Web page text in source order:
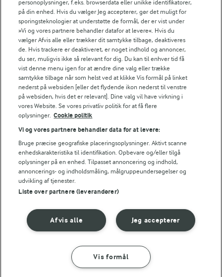
Bedømmelse
3 4 5
Tips til opskriften
Vi ved, at det tit er de små ting, der gør forskellen i
køkkenet. Derfor deler vi de tips, vi selv bruger, når vi
laver mad og udvikler opskrifter.
FRYSETIP
Du kan fryse dejen, efter du har formet den til kugler. Lad
NÆRINGSINDHOLD, PR 100 G
Energiindhold:
Energifordeling
SÅDAN GØR DU INGREDIENSER
personoplysninger, f.eks. browserdata eller unikke identifikatorer,
på din enhed. Hvis du vælger Jeg accepterer, gør det muligt for
sporingsteknologier at understøtte de formål, der er vist under
»Vi og vores partnere behandler datafor at levere«. Hvis du
vælger Afvis alle eller trækker dit samtykke tilbage, deaktiveres
de. Hvis trackere er deaktiveret, er noget indhold og annoncer,
du ser, muligvis ikke så relevant for dig. Du kan til enhver tid få
vist denne menu igen for at ændre dine valg eller trække
samtykke tilbage når som helst ved at klikke Vis formål på linket
nederst på websiden [eller det flydende ikon nederst til venstre
på websiden, hvis det er relevant]. Dine valg vil have virkning i
vores Website. Se vores privatliv politik for at få flere
oplysninger. Cookie politik
Vi og vores partnere behandler data for at levere:
Bruge præcise geografiske placeringsoplysninger. Aktivt scanne
enhedskarakteristika til identifikation. Opbevare og/eller tilgå
oplysninger på en enhed. Tilpasset annoncering og indhold,
annoncerings- og indholdsmåling, målgruppeundersøgelser og
udvikling af tjenester.
Liste over partnere (leverandører)
Jeg accepterer
Afvis alle
Vis formål